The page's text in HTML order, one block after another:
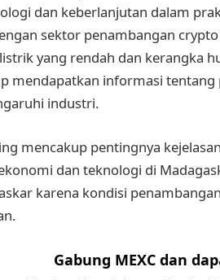
dan keberlanjutan dalam
sektor penambangan
yang rendah dan kerangka
mendapatkan informasi
industri.
mencakup pentingnya
dan teknologi di
karena kondisi
Gabung MEXC dan